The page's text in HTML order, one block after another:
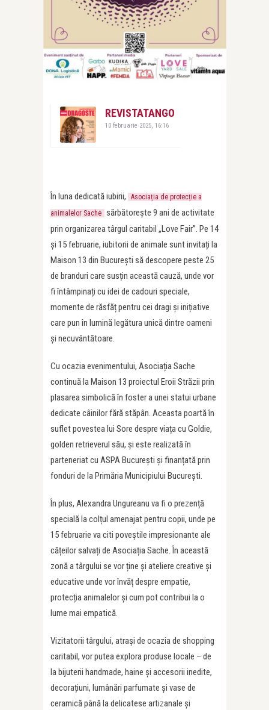
REVISTATANGO
10 februarie 2025, 16:16
În luna dedicată iubirii,
Asociația de protecție a
animalelor Sache sărbătorește 9 ani de activitate
prin organizarea târgul caritabil „Love Fair”. Pe 14
și 15 februarie, iubitorii de animale sunt invitați la
Maison 13 din București să descopere peste 25
de branduri care susțin această cauză, unde vor
fi întâmpinați cu idei de cadouri speciale,
momente de răsfăț pentru cei dragi și inițiative
care pun în lumină legătura unică dintre oameni
și necuvântătoare.
Cu ocazia evenimentului, Asociația Sache
continuă la Maison 13 proiectul Eroii Străzii prin
plasarea simbolică în foster a unei statui urbane
dedicate câinilor fără stăpân. Aceasta poartă în
suflet povestea lui Sore despre viața cu Goldie,
golden retrieverul său, și este realizată în
parteneriat cu ASPA București și finanțată prin
fonduri de la Primăria Municipiului București.
În plus, Alexandra Ungureanu va fi o prezență
specială la colțul amenajat pentru copii, unde pe
15 februarie va citi poveștile impresionante ale
cățeilor salvați de Asociația Sache. În această
zonă a târgului se vor ține și ateliere creative și
educative unde vor învăț despre empatie,
protecția animalelor și cum pot contribui la o
lume mai empatică.
Vizitatorii târgului, atrași de ocazia de shopping
caritabil, vor putea explora produse locale – de
la bijuterii handmade, haine și accesorii inedite,
decorațiuni, lumânări parfumate și vase de
ceramică până la delicatese artizanale și